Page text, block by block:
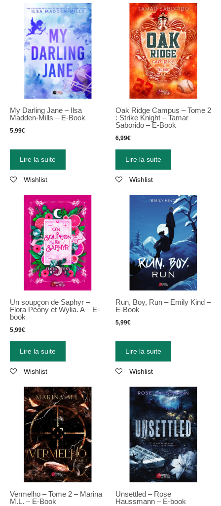
My Darling Jane – Ilsa
Madden-Mills – E-Book
5,99€
Lire la suite
Wishlist
Oak Ridge Campus – Tome 2
: Strike Knight – Tamar
Saborido – E-Book
6,99€
Lire la suite
Wishlist
Un soupçon de Saphyr –
Flora Péony et Wylia. A – E-
book
5,99€
Lire la suite
Wishlist
Run, Boy, Run – Emily Kind –
E-Book
5,99€
Lire la suite
Wishlist
Vermelho – Tome 2 – Marina
M.L. – E-Book
Unsettled – Rose
Haussmann – E-book